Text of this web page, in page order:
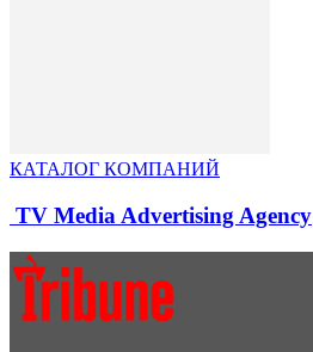
КАТАЛОГ КОМПАНИЙ
TV Media Advertising Agency